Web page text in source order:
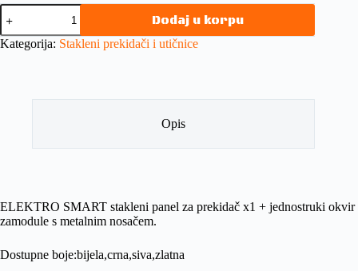
Dodaj u korpu
Kategorija: Stakleni prekidači i utičnice
Opis
ELEKTRO SMART stakleni panel za prekidač x1 + jednostruki okvir
zamodule s metalnim nosačem.
Dostupne boje:bijela,crna,siva,zlatna